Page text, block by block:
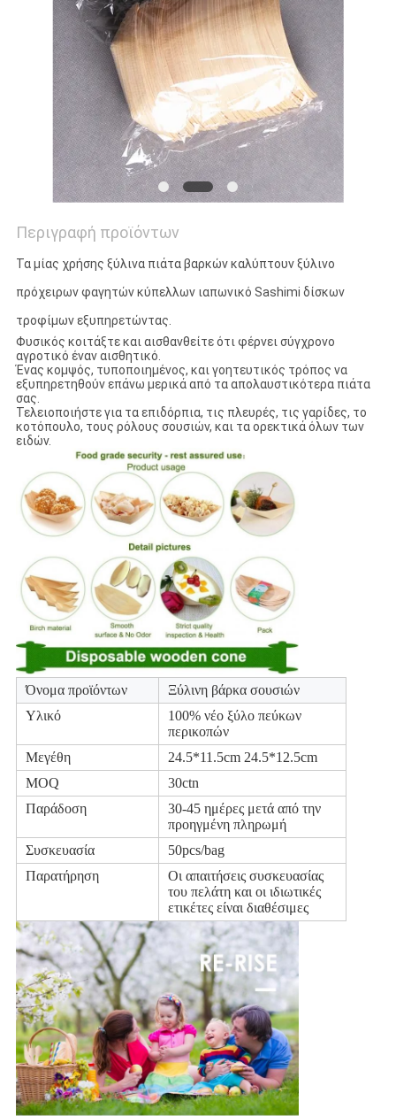
Περιγραφή προϊόντων
Τα μίας χρήσης ξύλινα πιάτα βαρκών καλύπτουν ξύλινο
πρόχειρων φαγητών κύπελλων ιαπωνικό Sashimi δίσκων
τροφίμων εξυπηρετώντας.
Φυσικός κοιτάξτε και αισθανθείτε ότι φέρνει σύγχρονο
αγροτικό έναν αισθητικό.
Ένας κομψός, τυποποιημένος, και γοητευτικός τρόπος να
εξυπηρετηθούν επάνω μερικά από τα απολαυστικότερα πιάτα
σας.
Τελειοποιήστε για τα επιδόρπια, τις πλευρές, τις γαρίδες, το
κοτόπουλο, τους ρόλους σουσιών, και τα ορεκτικά όλων των
ειδών.
Όνομα προϊόντων
Ξύλινη βάρκα σουσιών
Υλικό
100% νέο ξύλο πεύκων
περικοπών
Μεγέθη
24.5*11.5cm 24.5*12.5cm
MOQ
30ctn
Παράδοση
30-45 ημέρες μετά από την
προηγμένη πληρωμή
Συσκευασία
50pcs/bag
Παρατήρηση
Οι απαιτήσεις συσκευασίας
του πελάτη και οι ιδιωτικές
ετικέτες είναι διαθέσιμες